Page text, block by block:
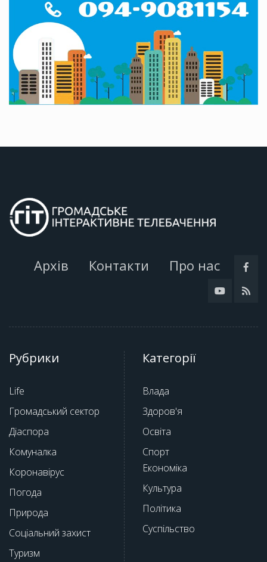
Архів Контакти Про нас
Рубрики
Life
Громадський сектор
Діаспора
Комуналка
Коронавірус
Погода
Природа
Соціальний захист
Туризм
Категорії
Влада
Здоров'я
Освіта
Спорт
Економіка
Культура
Політика
Суспільство